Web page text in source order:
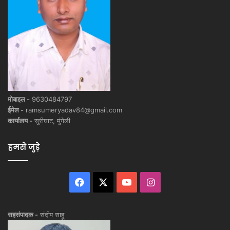
मोबाइल - 9630484797
ईमेल - ramsumeryadav84@gmail.com
कार्यालय - सुरीघाट, मुंगेली
हमसे जुड़े
Facebook YouTubeInstagram
सहसंपादक - संदीप साहू